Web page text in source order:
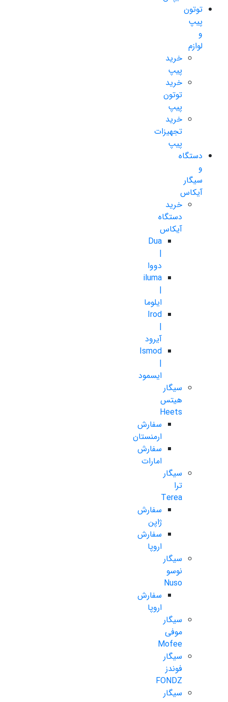
توتون
پیپ
و
لوازم
خرید
پیپ
خرید
توتون
پیپ
خرید
تجهیزات
پیپ
دستگاه
و
سیگار
آیکاس
خرید
دستگاه
آیکاس
Dua
|
دووا
iluma
|
ایلوما
Irod
|
آیرود
Ismod
|
ایسمود
سیگار
هیتس
Heets
سفارش
ارمنستان
سفارش
امارات
سیگار
ترا
Terea
سفارش
ژاپن
سفارش
اروپا
سیگار
نوسو
Nuso
سفارش
اروپا
سیگار
موفی
Mofee
سیگار
فوندز
FONDZ
سیگار